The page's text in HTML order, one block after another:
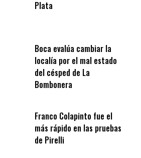
Plata
Boca evalúa cambiar la
localía por el mal estado
del césped de La
Bombonera
Franco Colapinto fue el
más rápido en las pruebas
de Pirelli